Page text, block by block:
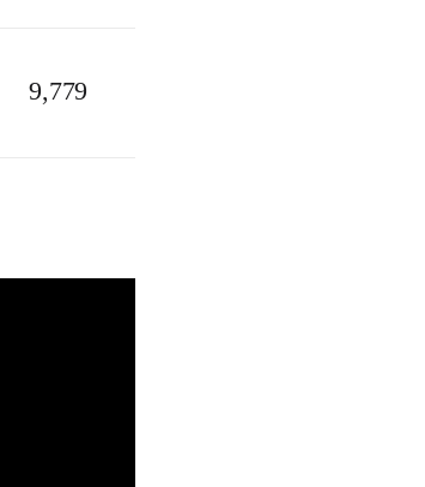
9,779